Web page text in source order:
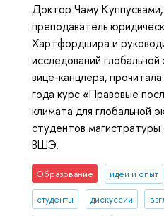
Доктор Чаму
преподаватель
Хартфордшира и
исследований
вице-канцлера,
года курс «Правовые
климата для глобальной
студентов
ВШЭ.
Образование идеи и опыт
студенты дискуссии